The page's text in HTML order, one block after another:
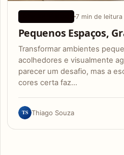
7 min de leitura
Pequenos Espaços,
Transformar ambientes
acolhedores e visualmente
parecer um desafio, mas a
cores certa faz…
TS Thiago Souza